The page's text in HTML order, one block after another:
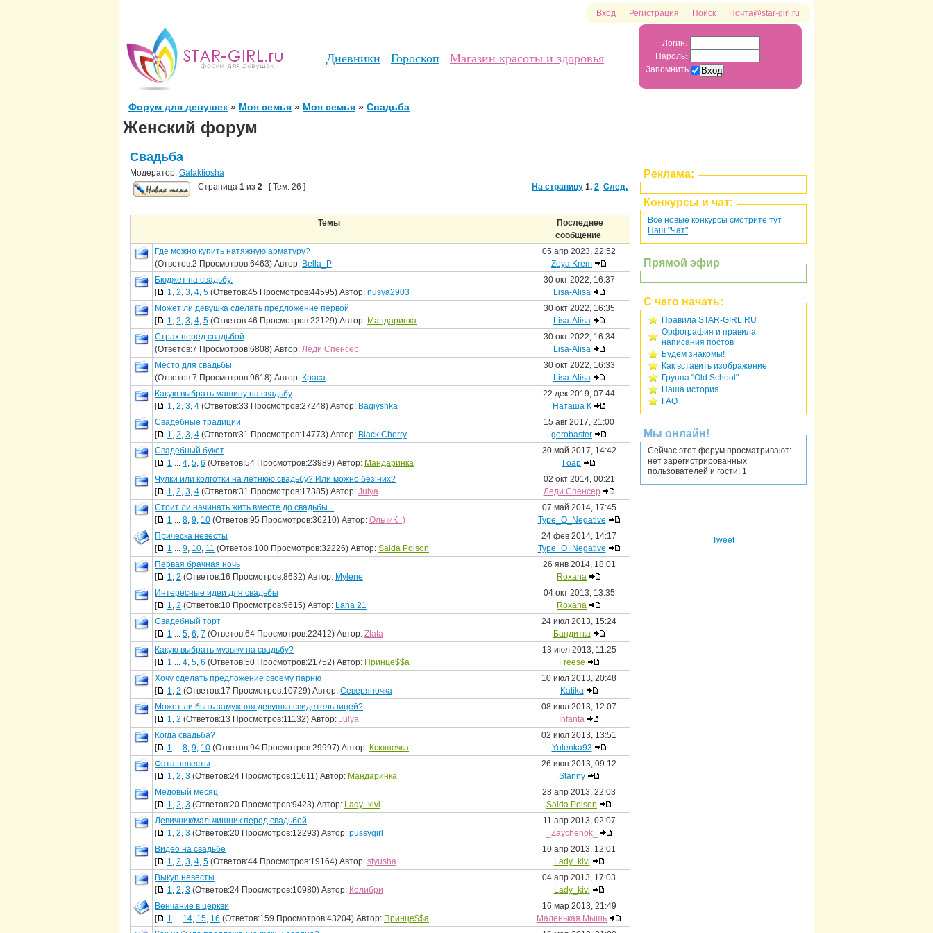
Вход Регистрация Поиск Почта@star-girl.ru
Дневники Гороскоп Магазин красоты и здоровья
Логин:
Пароль:
Запомнить
Форум для девушек » Моя семья » Моя семья » Свадьба
Женский форум
Свадьба
Модератор: Galaktiosha
Страница 1 из 2 [ Тем: 26 ] На страницу 1, 2 След.
Темы
Последнее
сообщение
Где можно купить натяжную арматуру?
(Ответов:2 Просмотров:6463) Автор: Bella_P
05 апр 2023, 22:52
Zoya Krem
Бюджет на свадьбу.
[
1, 2, 3, 4, 5 (Ответов:45 Просмотров:44595) Автор: nusya2903
30 окт 2022, 16:37
Lisa-Alisa
Может ли девушка сделать предложение первой
[
1, 2, 3, 4, 5 (Ответов:46 Просмотров:22129) Автор: Мандаринка
30 окт 2022, 16:35
Lisa-Alisa
Страх перед свадьбой
(Ответов:7 Просмотров:6808) Автор: Леди Спенсер
30 окт 2022, 16:34
Lisa-Alisa
Место для свадьбы
(Ответов:7 Просмотров:9618) Автор: Краса
30 окт 2022, 16:33
Lisa-Alisa
Какую выбрать машину на свадьбу
[
1, 2, 3, 4 (Ответов:33 Просмотров:27248) Автор: Bagiyshka
22 дек 2019, 07:44
Наташа К
Свадебные традиции
[
1, 2, 3, 4 (Ответов:31 Просмотров:14773) Автор: Black Cherry
15 авг 2017, 21:00
gorobaster
Свадебный букет
[
1 ... 4, 5, 6 (Ответов:54 Просмотров:23989) Автор: Мандаринка
30 май 2017, 14:42
Гоар
Чулки или колготки на летнюю свадьбу? Или можно без них?
[
1, 2, 3, 4 (Ответов:31 Просмотров:17385) Автор: Julya
02 окт 2014, 00:21
Леди Спенсер
Стоит ли начинать жить вместе до свадьбы...
[
1 ... 8, 9, 10 (Ответов:95 Просмотров:36210) Автор: ОльчиК=)
07 май 2014, 17:45
Type_O_Negative
Прическа невесты
[
1 ... 9, 10, 11 (Ответов:100 Просмотров:32226) Автор: Saida Poison
24 фев 2014, 14:17
Type_O_Negative
Первая брачная ночь
[
1, 2 (Ответов:16 Просмотров:8632) Автор: Mylene
26 янв 2014, 18:01
Roxana
Интересные идеи для свадьбы
[
1, 2 (Ответов:10 Просмотров:9615) Автор: Lana 21
04 окт 2013, 13:35
Roxana
Свадебный торт
[
1 ... 5, 6, 7 (Ответов:64 Просмотров:22412) Автор: Zlata
24 июл 2013, 15:24
Бандитка
Какую выбрать музыку на свадьбу?
[
1 ... 4, 5, 6 (Ответов:50 Просмотров:21752) Автор: Принце$$а
13 июл 2013, 11:25
Freese
Хочу сделать предложение своему парню
[
1, 2 (Ответов:17 Просмотров:10729) Автор: Северяночка
10 июл 2013, 20:48
Katika
Может ли быть замужняя девушка свидетельницей?
[
1, 2 (Ответов:13 Просмотров:11132) Автор: Julya
08 июл 2013, 12:07
Infanta
Когда свадьба?
[
1 ... 8, 9, 10 (Ответов:94 Просмотров:29997) Автор: Ксюшечка
02 июл 2013, 13:51
Yulenka93
Фата невесты
[
1, 2, 3 (Ответов:24 Просмотров:11611) Автор: Мандаринка
26 июн 2013, 09:12
Stanny
Медовый месяц
[
1, 2, 3 (Ответов:20 Просмотров:9423) Автор: Lady_kivi
28 апр 2013, 22:03
Saida Poison
Девичник/мальчишник перед свадьбой
[
1, 2, 3 (Ответов:20 Просмотров:12293) Автор: pussygirl
11 апр 2013, 02:07
_Zaychenok_
Видео на свадьбе
[
1, 2, 3, 4, 5 (Ответов:44 Просмотров:19164) Автор: styusha
10 апр 2013, 12:01
Lady_kivi
Выкуп невесты
[
1, 2, 3 (Ответов:24 Просмотров:10980) Автор: Колибри
04 апр 2013, 17:03
Lady_kivi
Венчание в церкви
[
1 ... 14, 15, 16 (Ответов:159 Просмотров:43204) Автор: Принце$$а
16 мар 2013, 21:49
Маленькая Мышь
Реклама:
Конкурсы и чат:
Все новые конкурсы смотрите тут
Наш "Чат"
Прямой эфир
С чего начать:
Правила STAR-GIRL.RU
Орфография и правила
написания постов
Будем знакомы!
Как вставить изображение
Группа "Old School"
Наша история
FAQ
Мы онлайн!
Сейчас этот форум просматривают:
нет зарегистрированных
пользователей и гости: 1
Tweet